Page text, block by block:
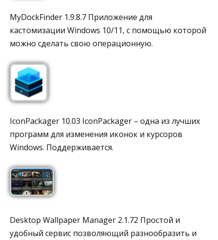
MyDockFinder 1.9.8.7 Приложение для
кастомизации Windows 10/11, с помощью которой
можно сделать свою операционную.
IconPackager 10.03 IconPackager – одна из лучших
программ для изменения иконок и курсоров
Windows. Поддерживается.
Desktop Wallpaper Manager 2.1.72 Простой и
удобный сервис позволяющий разнообразить и